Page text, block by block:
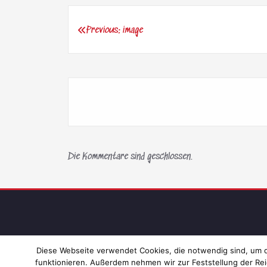
Beitragsnavigation
Previous: image
Die Kommentare sind geschlossen.
Diese Webseite verwendet Cookies, die notwendig sind,
funktionieren. Außerdem nehmen wir zur Feststellung der